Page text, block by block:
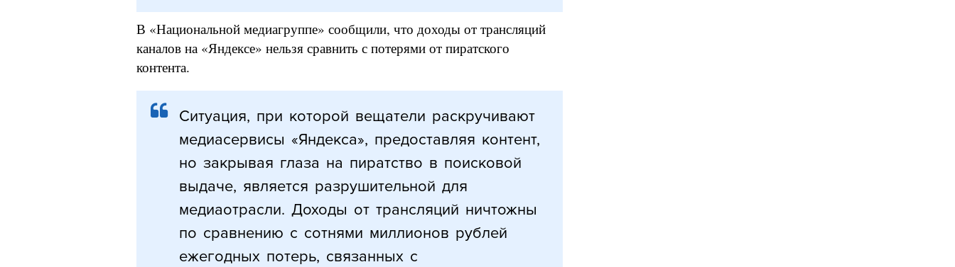
В «Национальной медиагруппе» сообщили, что доходы от трансляций
каналов на «Яндексе» нельзя сравнить с потерями от пиратского
контента.
Ситуация, при которой вещатели раскручивают
медиасервисы «Яндекса», предоставляя контент,
но закрывая глаза на пиратство в поисковой
выдаче, является разрушительной для
медиаотрасли. Доходы от трансляций ничтожны
по сравнению с сотнями миллионов рублей
ежегодных потерь, связанных с